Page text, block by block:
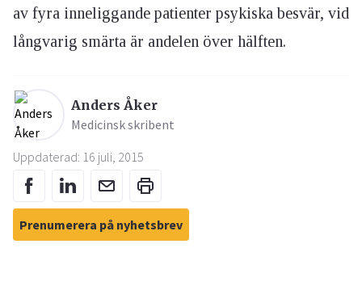
av fyra inneliggande patienter psykiska besvär, vid
långvarig smärta är andelen över hälften.
Anders Åker
Medicinsk skribent
Uppdaterad: 16 juli, 2015
Prenumerera på nyhetsbrev